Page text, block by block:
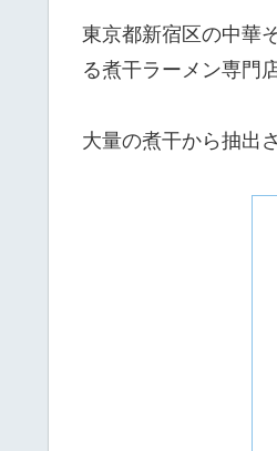
東京都新宿区の中華
る煮干ラーメン専門
大量の煮干から抽出